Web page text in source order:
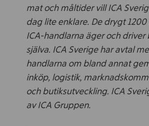
mat och måltider vill ICA
dag lite enklare. De drygt
ICA-handlarna äger och driver
själva. ICA Sverige har avtal
handlarna om bland annat
inköp, logistik,
och butiksutveckling. ICA
av ICA Gruppen.